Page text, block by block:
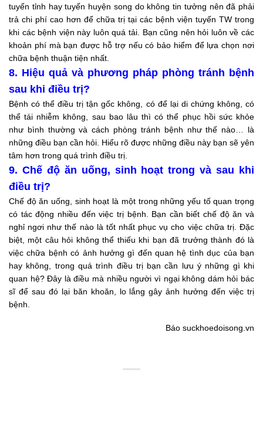
tuyến tỉnh hay tuyến huyện song do không tin tưởng nên đã phải
trả chi phí cao hơn để chữa trị tại các bệnh viện tuyến TW trong
khi các bệnh viện này luôn quá tải. Bạn cũng nên hỏi luôn về các
khoản phí mà bạn được hỗ trợ nếu có bảo hiểm để lựa chọn nơi
chữa bệnh thuận tiện nhất.
8. Hiệu quả và phương pháp phòng tránh bệnh
sau khi điều trị?
Bệnh có thể điều trị tận gốc không, có để lại di chứng không, có
thể tái nhiễm không, sau bao lâu thì có thể phục hồi sức khỏe
như bình thường và cách phòng tránh bệnh như thế nào… là
những điều bạn cần hỏi. Hiểu rõ được những điều này bạn sẽ yên
tâm hơn trong quá trình điều trị.
9. Chế độ ăn uống, sinh hoạt trong và sau khi
điều trị?
Chế độ ăn uống, sinh hoạt là một trong những yếu tố quan trọng
có tác động nhiều đến việc trị bệnh. Bạn cần biết chế độ ăn và
nghỉ ngơi như thế nào là tốt nhất phục vụ cho việc chữa trị. Đặc
biệt, một câu hỏi không thể thiếu khi bạn đã trưởng thành đó là
việc chữa bệnh có ảnh hưởng gì đến quan hệ tình dục của bạn
hay không, trong quá trình điều trị bạn cần lưu ý những gì khi
quan hệ? Đây là điều mà nhiều người vì ngại không dám hỏi bác
sĩ để sau đó lại băn khoăn, lo lắng gây ảnh hưởng đến việc trị
bệnh.
Báo suckhoedoisong.vn